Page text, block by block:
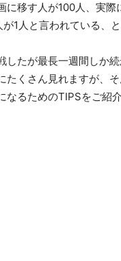
に移す人が100人、実際
1人と言われている、
したが最長一週間しか
たくさん見れますが、
なるためのTIPSをご紹介